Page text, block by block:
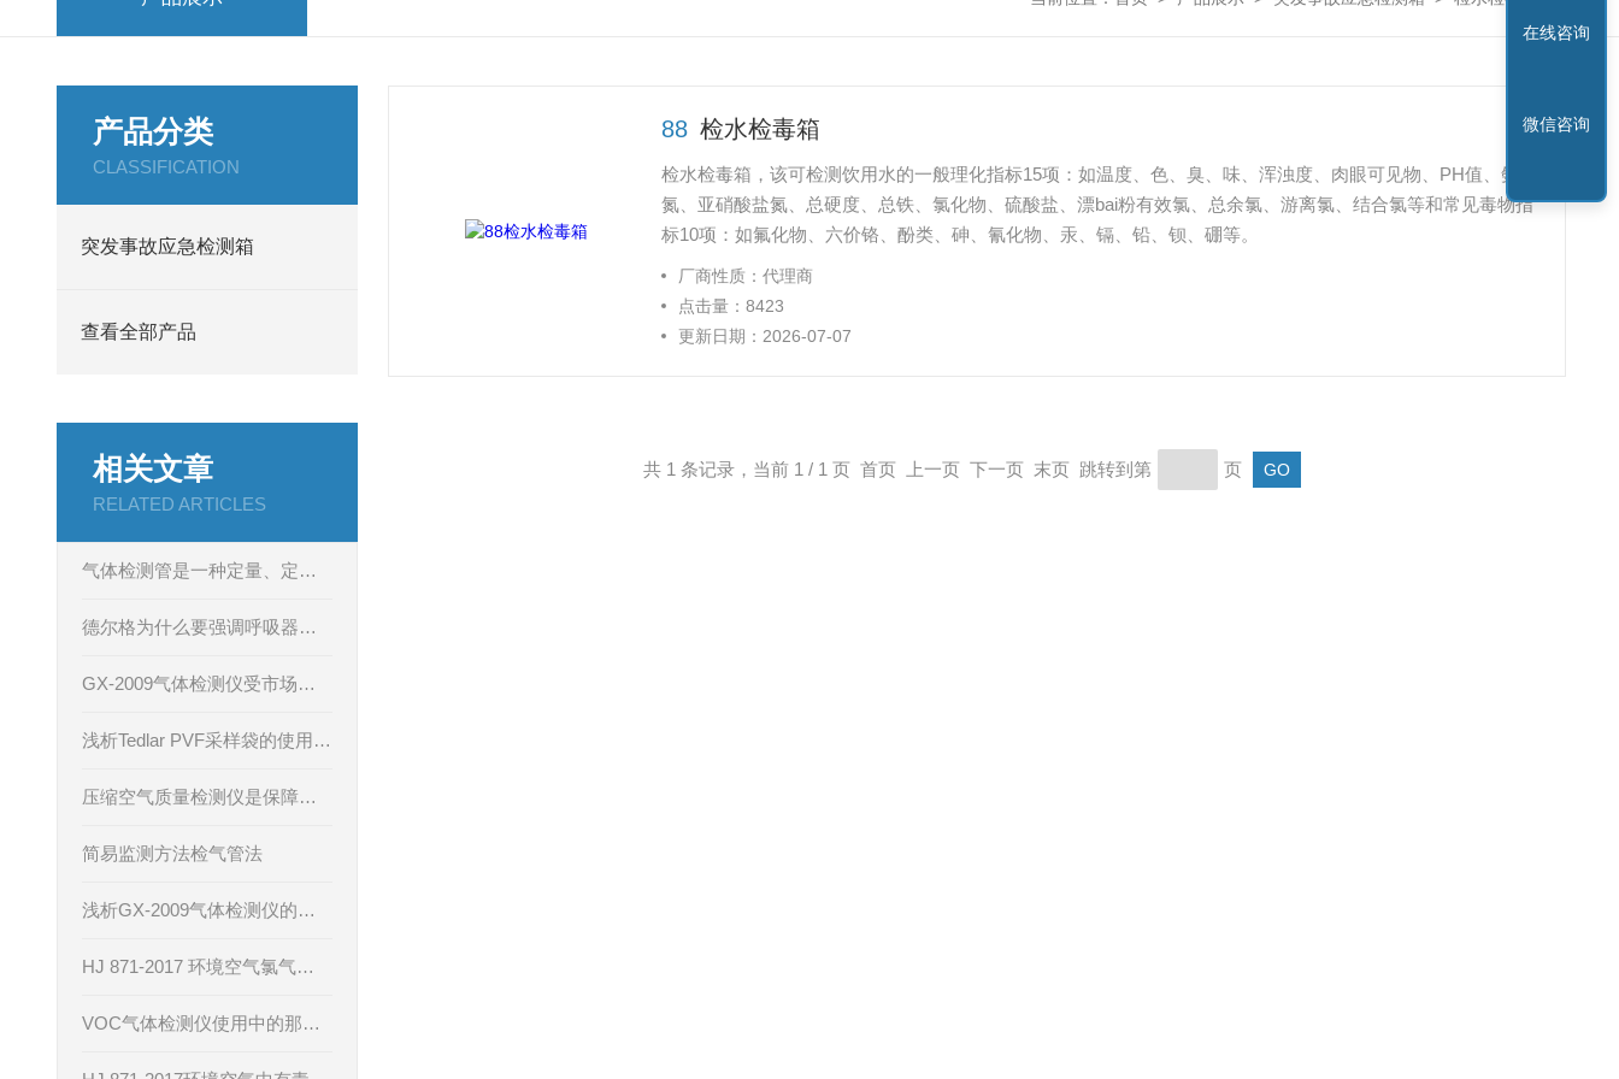
产品分类
CLASSIFICATION
突发事故应急检测箱
查看全部产品
相关文章
RELATED ARTICLES
气体检测管是一种定量、定性、定值的检测方式
德尔格为什么要强调呼吸器的维护？
GX-2009气体检测仪受市场重视的原因是什么？
浅析Tedlar PVF采样袋的使用指南
压缩空气质量检测仪是保障工业生产的“隐形卫士”
简易监测方法检气管法
浅析GX-2009气体检测仪的主要性能
HJ 871-2017 环境空气氯气等有毒有害气体的应急监测
VOC气体检测仪使用中的那些误区如何解决？
88 检水检毒箱
检水检毒箱，该可检测饮用水的一般理化指标15项：如温度、色、臭、味、浑浊度、肉眼可见物、PH值、氨
氮、亚硝酸盐氮、总硬度、总铁、氯化物、硫酸盐、漂bai粉有效氯、总余氯、游离氯、结合氯等和常见毒物指
标10项：如氟化物、六价铬、酚类、砷、氰化物、汞、镉、铅、钡、硼等。
厂商性质：代理商
点击量：8423
更新日期：2026-07-07
共 1 条记录，当前 1 / 1 页 首页 上一页 下一页 末页 跳转到第 页
在线咨询
微信咨询